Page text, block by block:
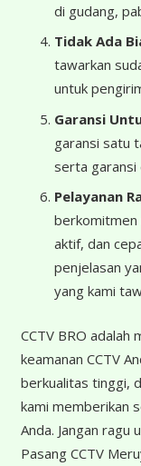
di gudang,
Tidak Ada
tawarkan
untuk
Garansi
garansi satu
serta garansi
Pelayanan
berkomitmen
aktif, dan
penjelasan
yang kami
CCTV BRO
keamanan CCTV
berkualitas tinggi,
kami memberikan
Anda. Jangan ragu
Pasang CCTV